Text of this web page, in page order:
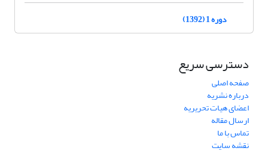
دوره 1 (1392)
دسترسی سریع
صفحه اصلی
درباره نشریه
اعضای هیات تحریریه
ارسال مقاله
تماس با ما
نقشه سایت